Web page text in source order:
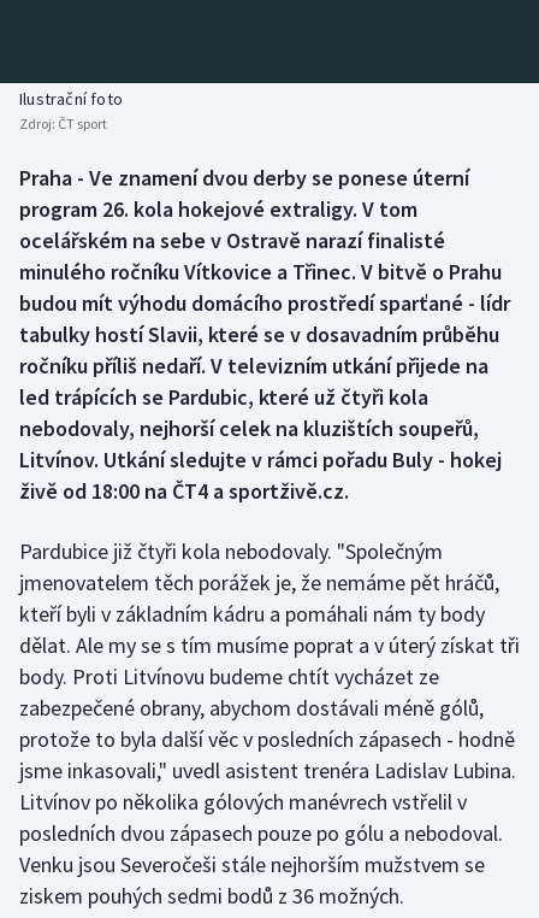
Basketbal
Biatlon
Boby a skeleton
Box
Curling
Cyklistika
Dostihy
Florbal
Futsal
Golf
Gymnastika
Házená
Jezdectví
Judo
Aplikace ČT sport
AZ kvíz
Ilustrační foto
Zdroj: ČT sport
Praha - Ve znamení dvou derby se ponese úterní
program 26. kola hokejové extraligy. V tom
ocelářském na sebe v Ostravě narazí finalisté
minulého ročníku Vítkovice a Třinec. V bitvě o Prahu
budou mít výhodu domácího prostředí sparťané - lídr
tabulky hostí Slavii, které se v dosavadním průběhu
ročníku příliš nedaří. V televizním utkání přijede na
led trápících se Pardubic, které už čtyři kola
nebodovaly, nejhorší celek na kluzištích soupeřů,
Litvínov. Utkání sledujte v rámci pořadu Buly - hokej
živě od 18:00 na ČT4 a sportživě.cz.
Pardubice již čtyři kola nebodovaly. "Společným
jmenovatelem těch porážek je, že nemáme pět hráčů,
kteří byli v základním kádru a pomáhali nám ty body
dělat. Ale my se s tím musíme poprat a v úterý získat tři
body. Proti Litvínovu budeme chtít vycházet ze
zabezpečené obrany, abychom dostávali méně gólů,
protože to byla další věc v posledních zápasech - hodně
jsme inkasovali," uvedl asistent trenéra Ladislav Lubina.
Litvínov po několika gólových manévrech vstřelil v
posledních dvou zápasech pouze po gólu a nebodoval.
Venku jsou Severočeši stále nejhorším mužstvem se
ziskem pouhých sedmi bodů z 36 možných.